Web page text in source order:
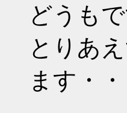
どうもで
とりあ
ます・・